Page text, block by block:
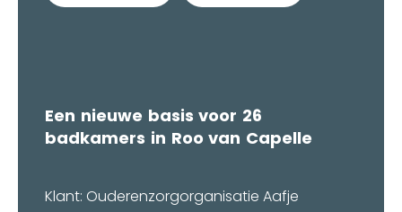
Een nieuwe basis voor 26
badkamers in Roo van Capelle
Klant: Ouderenzorgorganisatie Aafje